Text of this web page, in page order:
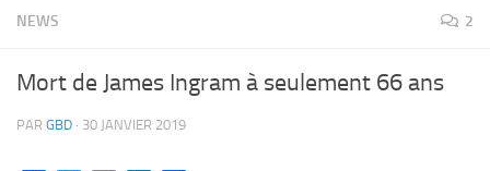
NEWS 2
Mort de James Ingram à seulement 66 ans
PAR GBD · 30 JANVIER 2019